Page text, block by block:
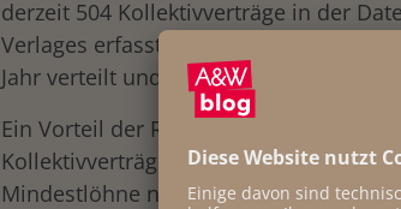
derzeit 504 Kollektivverträge in der
Verlages erfasst. Die allermeisten
Jahr verteilt und in der Regel einmal
Ein Vorteil der Regelung der untersten
Kollektivverträgen ist, dass diese auch
Mindestlöhne nicht Thema in der